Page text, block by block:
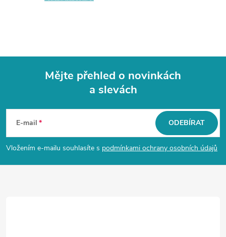
p
a
Mějte přehled o novinkách
a slevách
E-mail
Vložením e-mailu souhlasíte s podmínkami ochrany osobních údajů
ODEBÍRAT